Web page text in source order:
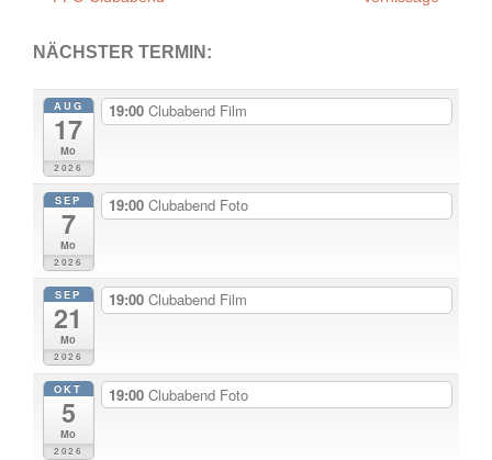
navigation
NÄCHSTER TERMIN:
AUG
17
Mo
2026
19:00 Clubabend Film
SEP
7
Mo
2026
19:00 Clubabend Foto
SEP
21
Mo
2026
19:00 Clubabend Film
OKT
5
Mo
2026
19:00 Clubabend Foto